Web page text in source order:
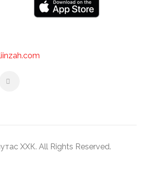
ХХК. All Rights Reserved.